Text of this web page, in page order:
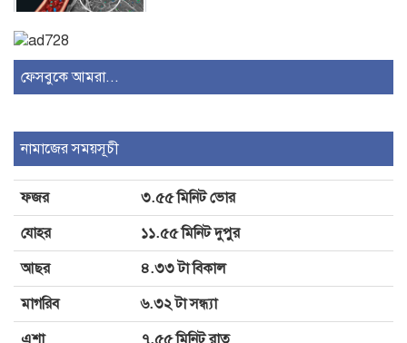
প্রধানমন্ত্রী
পরীক্ষক নিয়োগে অনিয়মের অভিযোগ
‘ভিত্তিহীন’: ঢাকা বোর্ড
হেলিকপ্টারে মহেশখালীর পথে প্রধানমন্ত্রী
ফেসবুকে আমরা...
নামাজের সময়সূচী
ফজর
৩.৫৫ মিনিট ভোর
যোহর
১১.৫৫ মিনিট দুপুর
আছর
৪.৩৩ টা বিকাল
মাগরিব
৬.৩২ টা সন্ধ্যা